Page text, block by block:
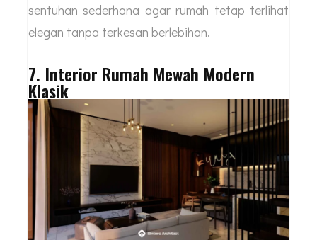
sentuhan sederhana agar rumah tetap terlihat
elegan tanpa terkesan berlebihan.
7. Interior Rumah Mewah Modern
Klasik